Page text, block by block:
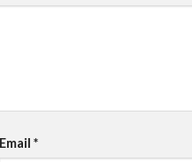
Email *